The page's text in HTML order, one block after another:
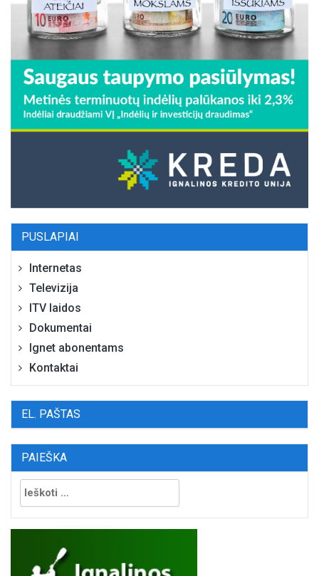
PUSLAPIAI
Internetas
Televizija
ITV laidos
Dokumentai
Ignet abonentams
Kontaktai
EL. PAŠTAS
PAIEŠKA
Ieškoti: